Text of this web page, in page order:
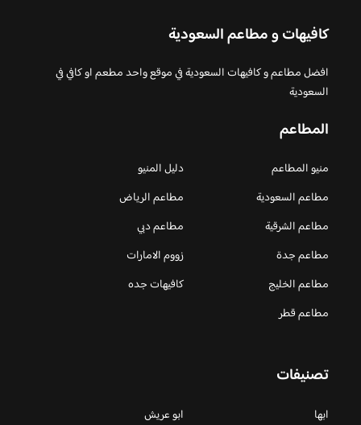
كافيهات و مطاعم السعودية
افضل مطاعم و كافيهات السعودية في موقع واحد مطعم او كافي في
السعودية
المطاعم
منيو المطاعم
دليل المنيو
مطاعم السعودية
مطاعم الرياض
مطاعم الشرقية
مطاعم دبي
مطاعم جدة
زووم الامارات
مطاعم الخليج
كافيهات جده
مطاعم قطر
تصنيفات
ابها
ابو عريش